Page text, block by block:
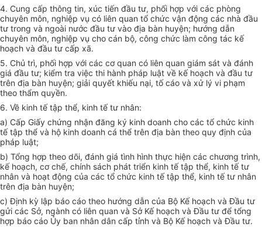
4. Cung cấp thông tin, xúc tiến đầu tư, phối hợp với các phòng
chuyên môn, nghiệp vụ có liên quan tổ chức vận động các nhà đầu
tư trong và ngoài nước đầu tư vào địa bàn huyện; hướng dẫn
chuyên môn, nghiệp vụ cho cán bộ, công chức làm công tác kế
hoạch và đầu tư cấp xã.
5. Chủ trì, phối hợp với các cơ quan có liên quan giám sát và đánh
giá đầu tư; kiểm tra việc thi hành pháp luật về kế hoạch và đầu tư
trên địa bàn huyện; giải quyết khiếu nại, tố cáo và xử lý vi phạm
theo thẩm quyền.
6. Về kinh tế tập thể, kinh tế tư nhân:
a) Cấp Giấy chứng nhận đăng ký kinh doanh cho các tổ chức kinh
tế tập thể và hộ kinh doanh cá thể trên địa bàn theo quy định của
pháp luật;
b) Tổng hợp theo dõi, đánh giá tình hình thực hiện các chương trình,
kế hoạch, cơ chế, chính sách phát triển kinh tế tập thể, kinh tế tư
nhân và hoạt động của các tổ chức kinh tế tập thể, kinh tế tư nhân
trên địa bàn huyện;
c) Định kỳ lập báo cáo theo hướng dẫn của Bộ Kế hoạch và Đầu tư
gửi các Sở, ngành có liên quan và Sở Kế hoạch và Đầu tư để tổng
hợp báo cáo Ủy ban nhân dân cấp tỉnh và Bộ Kế hoạch và Đầu tư.